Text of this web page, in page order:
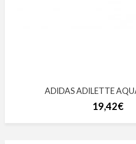
ADIDAS ADILETTE
19,42€